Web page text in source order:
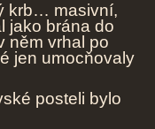
krb… masivní,
jako brána do
něm vrhal po
jen umocňovaly
posteli bylo